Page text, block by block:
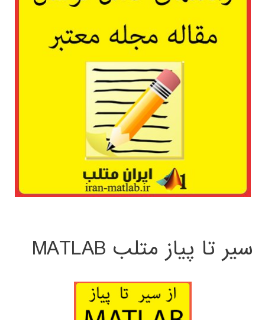
سیر تا پیاز متلب MATLAB